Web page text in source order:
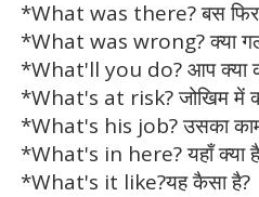
*What was there? बस फिर
*What was wrong? क्या
*What'll you do? आप क्या
*What's at risk? जोखिम में
*What's his job? उसका
*What's in here? यहाँ क्या
*What's it like?यह कैसा है?